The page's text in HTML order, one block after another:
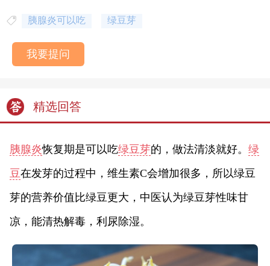
胰腺炎可以吃 绿豆芽
我要提问
精选回答
胰腺炎恢复期是可以吃绿豆芽的，做法清淡就好。 绿
豆在发芽的过程中，维生素C会增加很多，所以绿豆
芽的营养价值比绿豆更大，中医认为绿豆芽性味甘
凉，能清热解毒，利尿除湿。